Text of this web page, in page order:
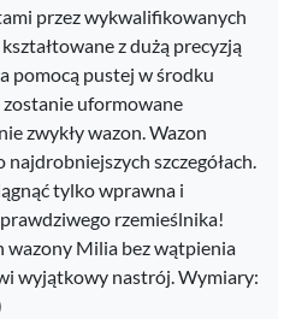
przez wykwalifikowanych
z dużą precyzją
pomocą pustej w środku
zostanie uformowane
zwykły wazon. Wazon
szczegółach.
tylko wprawna i
rzemieślnika!
wazony Milia bez wątpienia
wyjątkowy nastrój. Wymiary: